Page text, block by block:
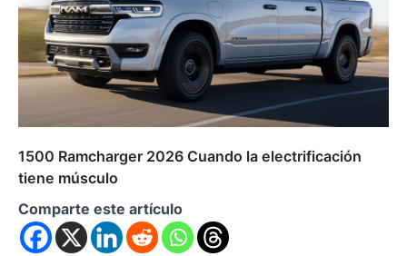
1500 Ramcharger 2026 Cuando la electrificación
tiene músculo
Comparte este artículo